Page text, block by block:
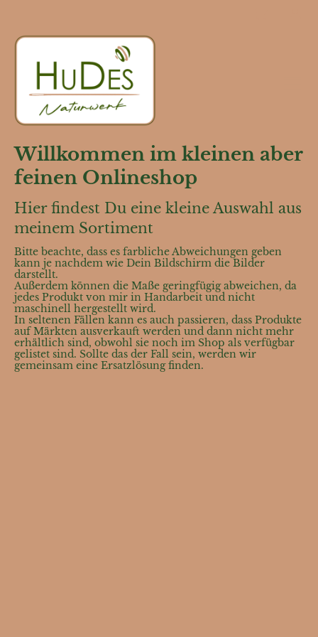
Willkommen im kleinen aber
feinen Onlineshop
Hier findest Du eine kleine Auswahl aus
meinem Sortiment
Bitte beachte, dass es farbliche Abweichungen geben
kann je nachdem wie Dein Bildschirm die Bilder
darstellt.
Außerdem können die Maße geringfügig abweichen, da
jedes Produkt von mir in Handarbeit und nicht
maschinell hergestellt wird.
In seltenen Fällen kann es auch passieren, dass Produkte
auf Märkten ausverkauft werden und dann nicht mehr
erhältlich sind, obwohl sie noch im Shop als verfügbar
gelistet sind. Sollte das der Fall sein, werden wir
gemeinsam eine Ersatzlösung finden.